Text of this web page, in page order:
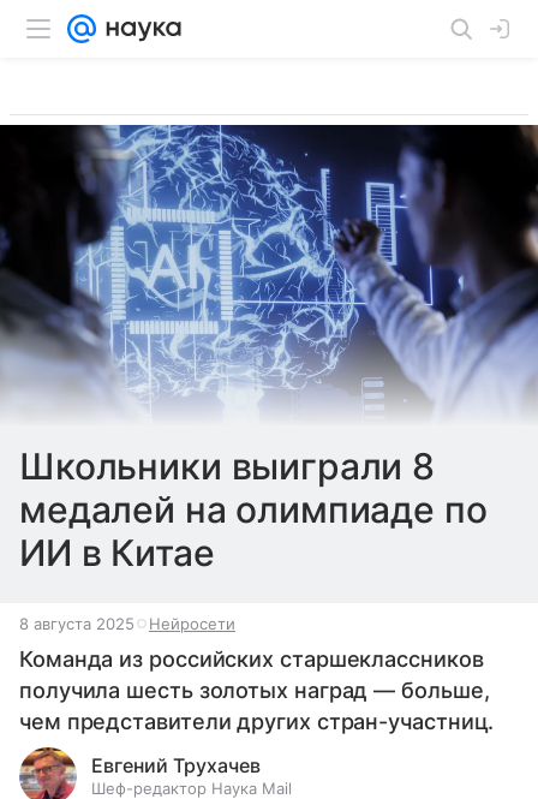
Школьники выиграли 8
медалей на олимпиаде по
ИИ в Китае
8 августа 2025 Нейросети
Команда из российских старшеклассников
получила шесть золотых наград — больше,
чем представители других стран-участниц.
Евгений Трухачев
Шеф-редактор Наука Mail